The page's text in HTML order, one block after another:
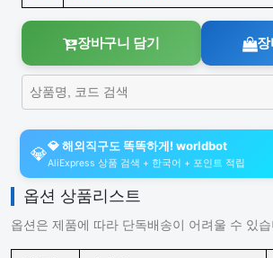
장바구니 담기 장
💎💎 해외직구도 똑똑하게! worldbot
AliExpress 상품 검색 + 한국어 + 포인트 적립
옵션 상품리스트
옵션은 제품에 따라 단독배송이 어려울 수 있